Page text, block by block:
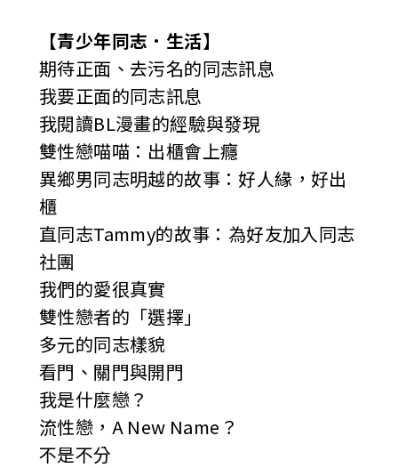
【青少年同志．生活】
期待正面、去污名的同志訊息
我要正面的同志訊息
我閱讀BL漫畫的經驗與發現
雙性戀喵喵：出櫃會上癮
異鄉男同志明越的故事：好人緣，好出
櫃
直同志Tammy的故事：為好友加入同志
社團
我們的愛很真實
雙性戀者的「選擇」
多元的同志樣貌
看門、關門與開門
我是什麼戀？
流性戀，A New Name？
不是不分